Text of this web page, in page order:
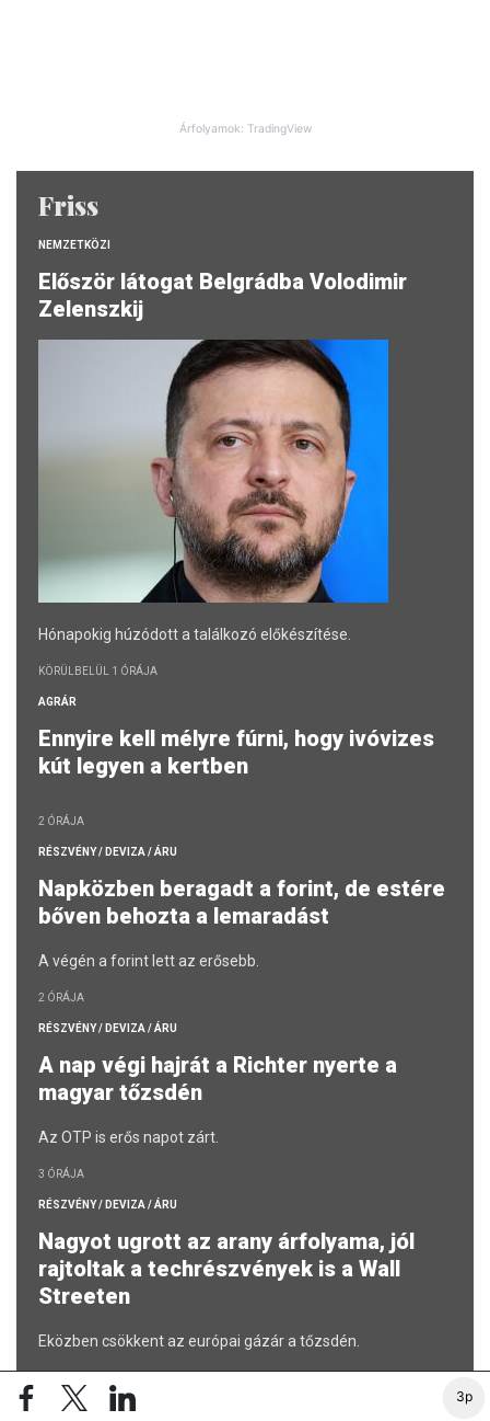
3p
Árfolyamok: TradingView
Friss
NEMZETKÖZI
Először látogat Belgrádba Volodimir
Zelenszkij
Hónapokig húzódott a találkozó előkészítése.
KÖRÜLBELÜL 1 ÓRÁJA
AGRÁR
Ennyire kell mélyre fúrni, hogy ivóvizes
kút legyen a kertben
2 ÓRÁJA
RÉSZVÉNY / DEVIZA / ÁRU
Napközben beragadt a forint, de estére
bőven behozta a lemaradást
A végén a forint lett az erősebb.
2 ÓRÁJA
RÉSZVÉNY / DEVIZA / ÁRU
A nap végi hajrát a Richter nyerte a
magyar tőzsdén
Az OTP is erős napot zárt.
3 ÓRÁJA
RÉSZVÉNY / DEVIZA / ÁRU
Nagyot ugrott az arany árfolyama, jól
rajtoltak a techrészvények is a Wall
Streeten
Eközben csökkent az európai gázár a tőzsdén.